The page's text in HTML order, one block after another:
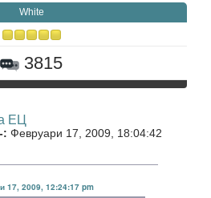
White
3815
ЕЦ
: Февруари 17, 2009, 18:04:42
17, 2009, 12:24:17 pm